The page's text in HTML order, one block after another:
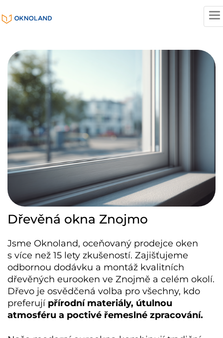
Dřevěná okna Znojmo
Jsme Oknoland, oceňovaný prodejce oken
s více než 15 lety zkušeností. Zajišťujeme
odbornou dodávku a montáž kvalitních
dřevěných eurooken ve Znojmě a celém okolí.
Dřevo je osvědčená volba pro všechny, kdo
preferují přírodní materiály, útulnou
atmosféru a poctivé řemeslné zpracování.